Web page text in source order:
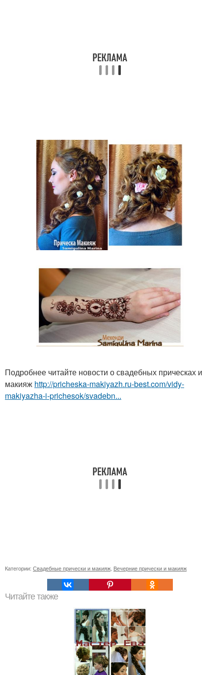
Подробнее читайте новости о свадебных прическах и
макияж http://pricheska-makiyazh.ru-best.com/vidy-
makiyazha-i-prichesok/svadebn...
Категории: Свадебные прически и макияж Вечерние прически и макияж
Читайте также